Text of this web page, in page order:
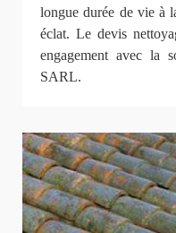
longue durée de vie à
éclat. Le devis
engagement avec la
SARL.